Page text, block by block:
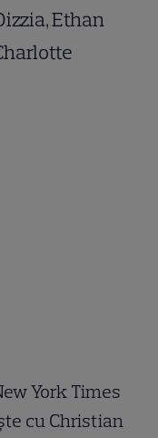
Ethan
York Times
cu Christian